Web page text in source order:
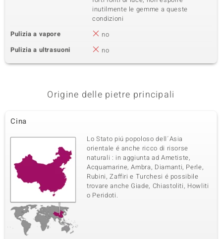
inutilmente le gemme a queste
condizioni
Pulizia a vapore
no
Pulizia a ultrasuoni
no
Origine delle pietre principali
Cina
Lo Stato piú popoloso dell´Asia
orientale é anche ricco di risorse
naturali : in aggiunta ad Ametiste,
Acquamarine, Ambra, Diamanti, Perle,
Rubini, Zaffiri e Turchesi é possibile
trovare anche Giade, Chiastoliti, Howliti
o Peridoti.